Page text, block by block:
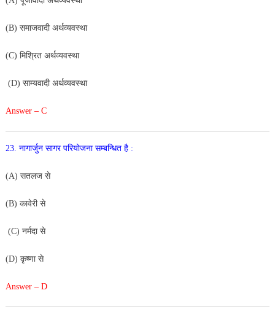
(B) समाजवादी अर्थव्यवस्था
(C) मिश्रित अर्थव्यवस्था
(D) साम्यवादी अर्थव्यवस्था
Answer – C
23. नागार्जुन सागर परियोजना सम्बन्धित है :
(A) सतलज से
(B) कावेरी से
(C) नर्मदा से
(D) कृष्णा से
Answer – D